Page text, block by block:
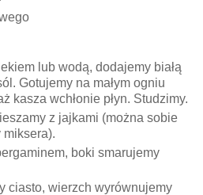
lub wodą, dodajemy białą
Gotujemy na małym ogniu
kasza wchłonie płyn. Studzimy.
z jajkami (można sobie
miksera).
boki smarujemy
ciasto, wierzch wyrównujemy